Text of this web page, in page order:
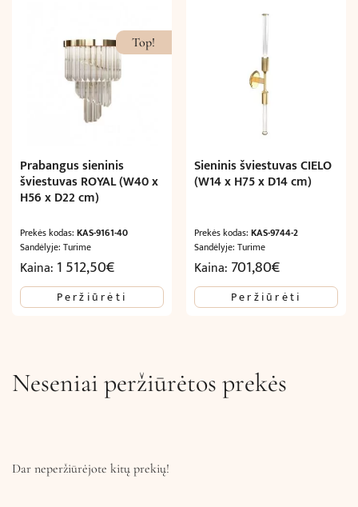
Top!
Prabangus sieninis
šviestuvas ROYAL (W40 x
H56 x D22 cm)
Prekės kodas: KAS-9161-40
Sandėlyje: Turime
Kaina: 1 512,50€
Peržiūrėti
Sieninis šviestuvas CIELO
(W14 x H75 x D14 cm)
Prekės kodas:KAS-9744-2
Sandėlyje: Turime
Kaina: 701,80€
Peržiūrėti
Neseniai peržiūrėtos prekės
Dar neperžiūrėjote kitų prekių!